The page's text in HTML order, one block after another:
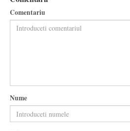
Comentariu
Nume